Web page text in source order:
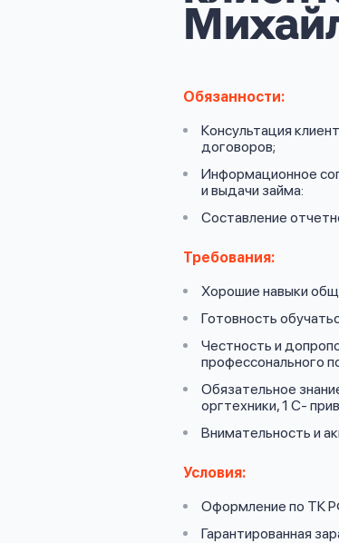
Обязанности:
Консультация
договоров;
Информационное
и выдачи займа:
Составление
Требования:
Хорошие навыки
Готовность
Честность и
профессонального
Обязательное
оргтехники, 1 С-
Внимательность и
Условия:
Оформление по ТК
Гарантированная
Войти под другим номером